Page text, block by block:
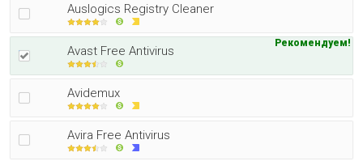
Auslogics Registry Cleaner
Avast Free Antivirus
Рекомендуем!
Avidemux
Avira Free Antivirus